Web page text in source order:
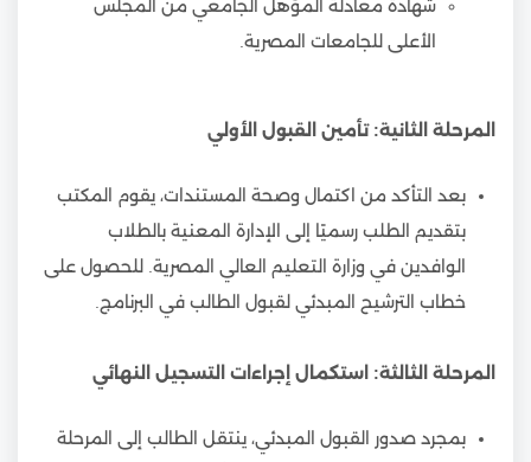
شهادة معادلة المؤهل الجامعي من المجلس
الأعلى للجامعات المصرية.
المرحلة الثانية: تأمين القبول الأولي
بعد التأكد من اكتمال وصحة المستندات، يقوم المكتب
بتقديم الطلب رسميًا إلى الإدارة المعنية بالطلاب
الوافدين في وزارة التعليم العالي المصرية. للحصول على
خطاب الترشيح المبدئي لقبول الطالب في البرنامج.
المرحلة الثالثة: استكمال إجراءات التسجيل النهائي
بمجرد صدور القبول المبدئي، ينتقل الطالب إلى المرحلة